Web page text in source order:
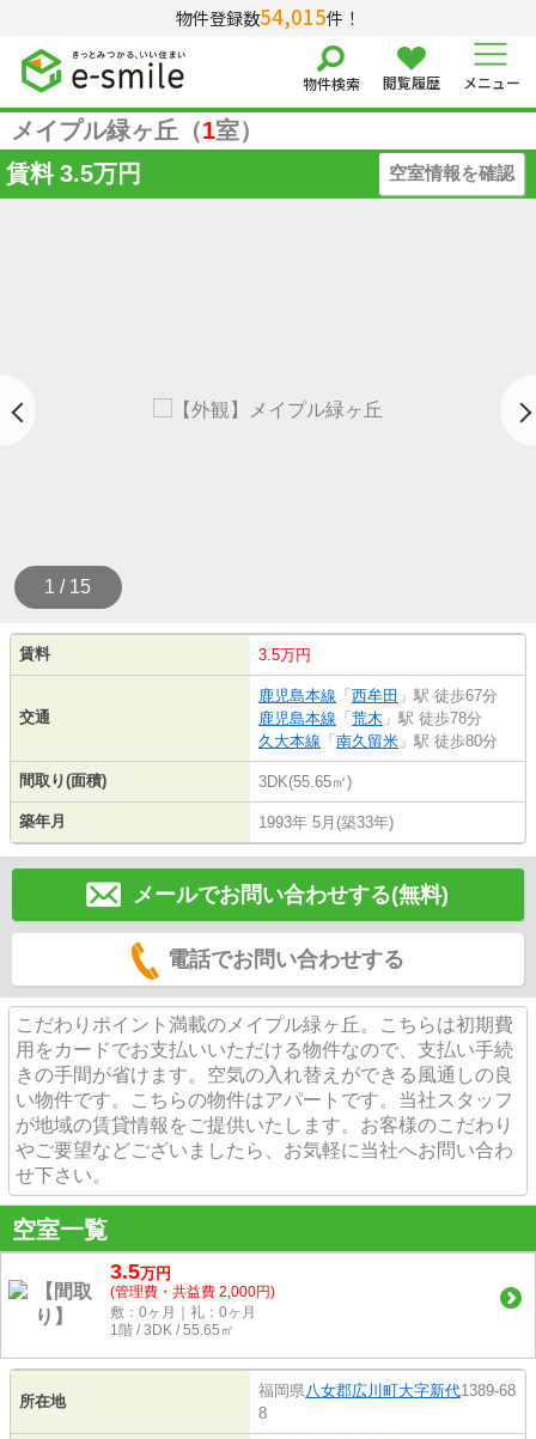
物件登録数54,015件！
物件検索 閲覧履歴 メニュー
メイプル緑ヶ丘（1室）
賃料 3.5万円 空室情報を確認
1 / 15
賃料 3.5万円
交通
鹿児島本線 「 西牟田 」駅 徒歩67分
鹿児島本線 「 荒木 」駅 徒歩78分
久大本線 「 南久留米 」駅 徒歩80分
間取り(面積) 3DK(55.65㎡)
築年月 1993年 5月(築33年)
メールでお問い合わせする(無料)
電話でお問い合わせする
こだわりポイント満載のメイプル緑ヶ丘。こちらは初期費
用をカードでお支払いいただける物件なので、支払い手続
きの手間が省けます。空気の入れ替えができる風通しの良
い物件です。こちらの物件はアパートです。当社スタッフ
が地域の賃貸情報をご提供いたします。お客様のこだわり
やご要望などございましたら、お気軽に当社へお問い合わ
せ下さい。
空室一覧
3.5万円
(管理費・共益費 2,000円)
敷：0ヶ月｜礼：0ヶ月
1階 / 3DK / 55.65㎡
所在地
福岡県 八女郡広川町大字新代1389-68
8